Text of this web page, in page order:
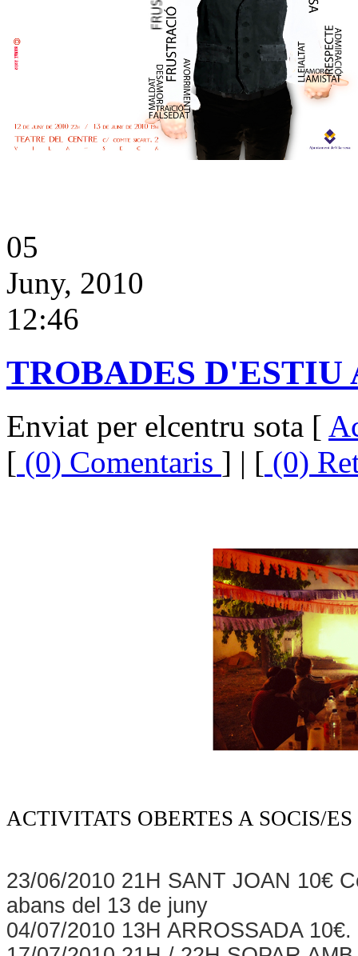
05
Juny, 2010
12:46
TROBADES D'ESTIU
Enviat per elcentru sota [
[ (0) Comentaris ] | [ (0)
ACTIVITATS OBERTES A SOCIS/
23/06/2010 21H SANT JOAN 10€
abans del 13 de juny
04/07/2010 13H ARROSSADA